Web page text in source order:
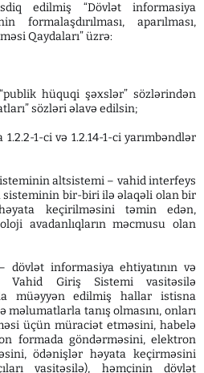
edilmiş “Dövlət informasiya
formalaşdırılması, aparılması,
Qaydaları” üzrə:
“publik hüquqi şəxslər” sözlərindən
sözləri əlavə edilsin;
1.2.2-1-ci və 1.2.14-1-ci yarımbəndlər
altsistemi – vahid interfeys
sisteminin bir-biri ilə əlaqəli olan bir
həyata keçirilməsini təmin edən,
avadanlıqların məcmusu olan
dövlət informasiya ehtiyatının və
Vahid Giriş Sistemi vasitəsilə
müəyyən edilmiş hallar istisna
tanış olmasını, onları
üçün müraciət etməsini, habelə
formada göndərməsini, elektron
ödənişlər həyata keçirməsini
vasitəsilə), həmçinin dövlət